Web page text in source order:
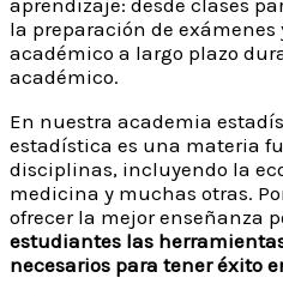
aprendizaje: desde clases
la preparación de exámenes
académico a largo plazo
académico.
En nuestra academia
estadística es una materia
disciplinas, incluyendo la
medicina y muchas otras.
ofrecer la mejor enseñanza
estudiantes las
necesarios para tener éxito